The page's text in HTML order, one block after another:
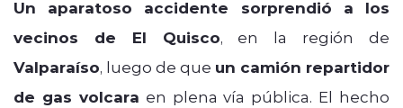
Un aparatoso accidente sorprendió a los
vecinos de El Quisco, en la región de
Valparaíso, luego de que un camión repartidor
de gas volcara en plena vía pública. El hecho